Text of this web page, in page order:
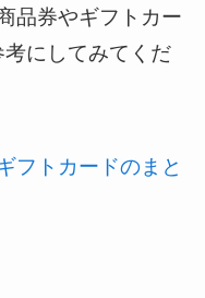
品券やギフトカー
考にしてみてくだ
フトカードのまと